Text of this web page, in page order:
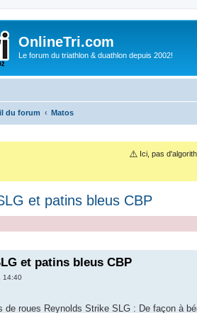
OnlineTri.com
Le forum du triathlon & duathlon depuis 2002!
du forum Matos
⚠️ Ici, pas
et patins bleus CBP
et patins bleus CBP
14:40
de roues Reynolds Strike SLG : De façon à